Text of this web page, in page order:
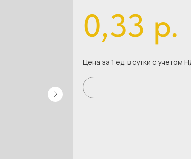
0,33 р.
Цена за 1 ед. в сутки с учётом